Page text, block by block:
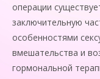
операции
заключительную
особенностями
вмешательства и
гормональной